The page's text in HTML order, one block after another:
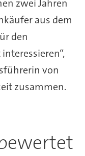
zwei Jahren
aus dem
den
von
zusammen.